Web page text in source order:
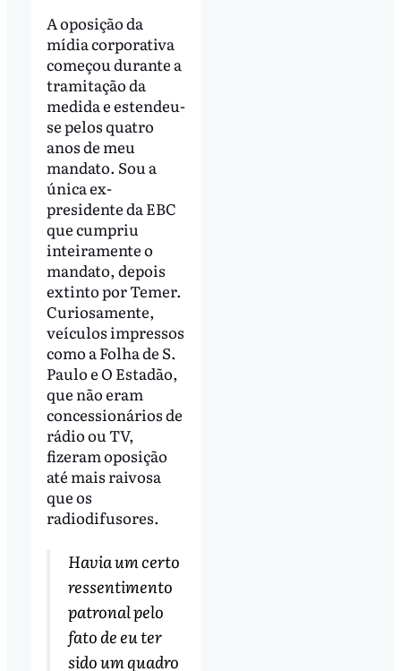
A oposição da
mídia corporativa
começou durante a
tramitação da
medida e estendeu-
se pelos quatro
anos de meu
mandato. Sou a
única ex-
presidente da EBC
que cumpriu
inteiramente o
mandato, depois
extinto por Temer.
Curiosamente,
veículos impressos
como a Folha de S.
Paulo e O Estadão,
que não eram
concessionários de
rádio ou TV,
fizeram oposição
até mais raivosa
que os
radiodifusores.
Havia um certo
ressentimento
patronal pelo
fato de eu ter
sido um quadro